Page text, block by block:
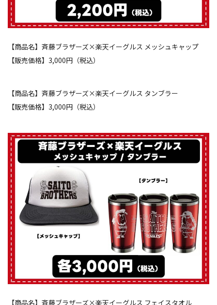
【商品名】斉藤ブラザーズ×楽天イーグルス メッシュキャップ
【販売価格】3,000円（税込）
【商品名】斉藤ブラザーズ×楽天イーグルス タンブラー
【販売価格】3,000円（税込）
【商品名】斉藤ブラザーズ×楽天イーグルス フェイスタオル